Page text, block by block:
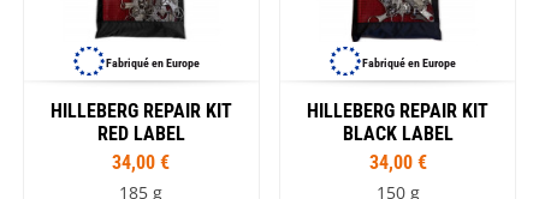
Fabriqué en Europe
HILLEBERG REPAIR KIT
RED LABEL
34,00 €
185 g
Fabriqué en Europe
HILLEBERG REPAIR KIT
BLACK LABEL
34,00 €
150 g